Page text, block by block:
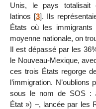
Unis, le pays
latinos [3]. Ils
États où les
moyenne nationale, on
Il est dépassé par les
le Nouveau-Mexique,
ces trois États regorge
l’immigration.
sous le nom de SOS :
État ») –, lancée par les